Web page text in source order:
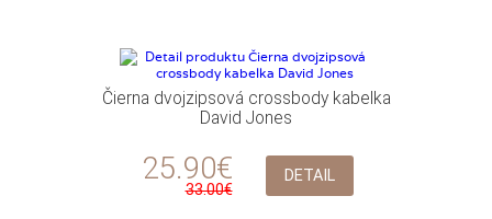
Čierna dvojzipsová crossbody kabelka
David Jones
25.90€
33.00€
DETAIL